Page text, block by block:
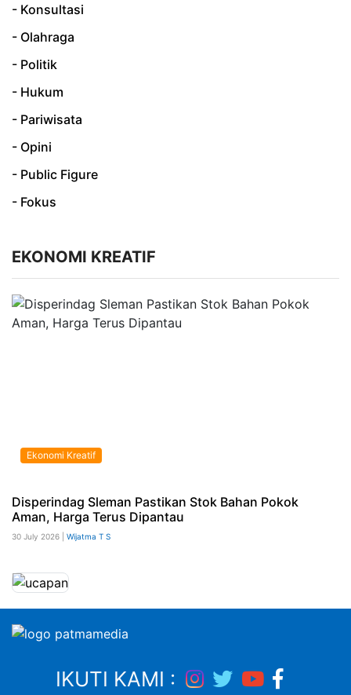
- Konsultasi
- Olahraga
- Politik
- Hukum
- Pariwisata
- Opini
- Public Figure
- Fokus
EKONOMI KREATIF
Ekonomi Kreatif
Disperindag Sleman Pastikan Stok Bahan Pokok
Aman, Harga Terus Dipantau
30 July 2026 | Wijatma T S
IKUTI KAMI :